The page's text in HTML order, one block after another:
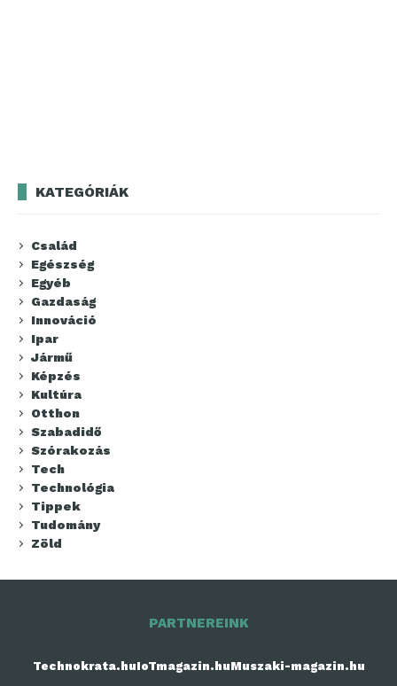
KATEGÓRIÁK
Család
Egészség
Egyéb
Gazdaság
Innováció
Ipar
Jármű
Képzés
Kultúra
Otthon
Szabadidő
Szórakozás
Tech
Technológia
Tippek
Tudomány
Zöld
PARTNEREINK
Technokrata.huIoTmagazin.huMuszaki-magazin.hu